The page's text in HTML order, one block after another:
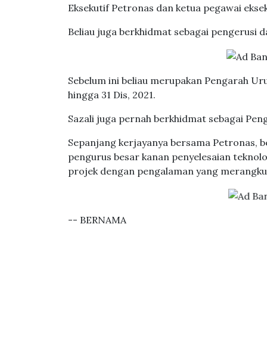
Eksekutif Petronas dan ketua pegawai
Beliau juga berkhidmat sebagai pengerusi
Sebelum ini beliau merupakan Pengarah
hingga 31 Dis, 2021.
Sazali juga pernah berkhidmat sebagai
Sepanjang kerjayanya bersama Petronas,
pengurus besar kanan penyelesaian
projek dengan pengalaman yang
-- BERNAMA